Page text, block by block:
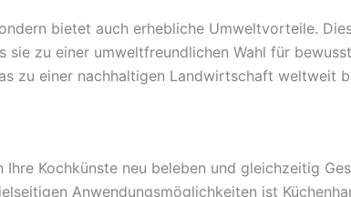
bietet auch erhebliche Umweltvorteile.
zu einer umweltfreundlichen Wahl für
zu einer nachhaltigen Landwirtschaft weltweit
Ihre Kochkünste neu beleben und gleichzeitig
Anwendungsmöglichkeiten ist